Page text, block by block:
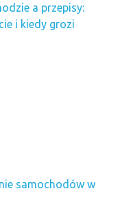
a przepisy:
i kiedy grozi
samochodów w